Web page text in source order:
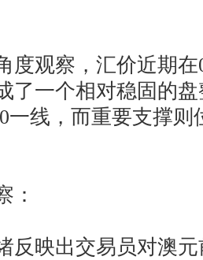
观察，汇价近期在
了一个相对稳固的
一线，而重要支撑则
映出交易员对澳元